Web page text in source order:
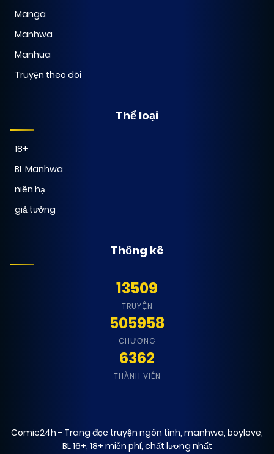
Manga
Manhwa
Manhua
Truyện theo dõi
Thể loại
18+
BL Manhwa
niên hạ
giả tưởng
Thống kê
13509
TRUYỆN
505958
CHƯƠNG
6362
THÀNH VIÊN
Comic24h - Trang đọc truyện ngôn tình, manhwa, boylove,
BL 16+, 18+ miễn phí, chất lượng nhất